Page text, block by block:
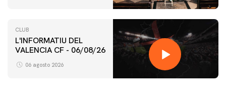
CLUB
L'INFORMATIU DEL
VALENCIA CF - 06/08/26
06 agosto 2026
PRIMER EQUIPO
ENTRENAMIENTO DEL VALENCIA CF 6/8/2026